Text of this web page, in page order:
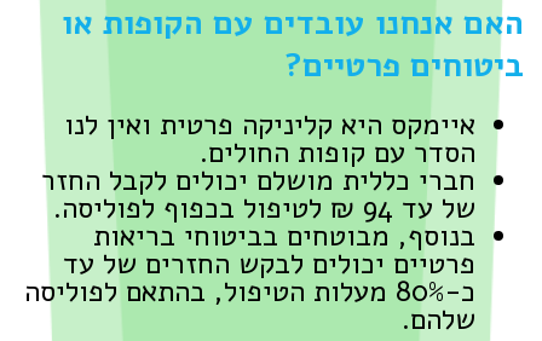
האם אנחנו עובדים עם הקופות או
ביטוחים פרטיים?
איימקס היא קליניקה פרטית ואין לנו
הסדר עם קופות החולים.
חברי כללית מושלם יכולים לקבל החזר
של עד 94 ₪ לטיפול בכפוף לפוליסה.
בנוסף, מבוטחים בביטוחי בריאות
פרטיים יכולים לבקש החזרים של עד
כ-80% מעלות הטיפול, בהתאם לפוליסה
שלהם.